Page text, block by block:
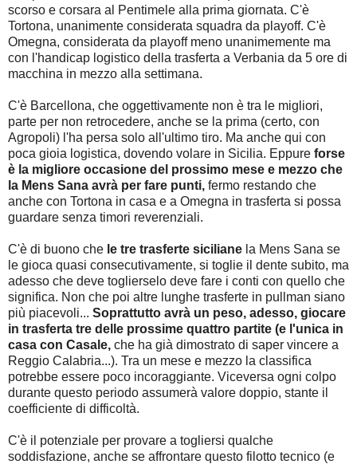
scorso e corsara al Pentimele alla prima giornata. C'è
Tortona, unanimente considerata squadra da playoff. C'è
Omegna, considerata da playoff meno unanimemente ma
con l'handicap logistico della trasferta a Verbania da 5 ore di
macchina in mezzo alla settimana.
C'è Barcellona, che oggettivamente non è tra le migliori,
parte per non retrocedere, anche se la prima (certo, con
Agropoli) l'ha persa solo all'ultimo tiro. Ma anche qui con
poca gioia logistica, dovendo volare in Sicilia. Eppure forse
è la migliore occasione del prossimo mese e mezzo che
la Mens Sana avrà per fare punti, fermo restando che
anche con Tortona in casa e a Omegna in trasferta si possa
guardare senza timori reverenziali.
C'è di buono che le tre trasferte siciliane la Mens Sana se
le gioca quasi consecutivamente, si toglie il dente subito, ma
adesso che deve toglierselo deve fare i conti con quello che
significa. Non che poi altre lunghe trasferte in pullman siano
più piacevoli... Soprattutto avrà un peso, adesso, giocare
in trasferta tre delle prossime quattro partite (e l'unica in
casa con Casale, che ha già dimostrato di saper vincere a
Reggio Calabria...). Tra un mese e mezzo la classifica
potrebbe essere poco incoraggiante. Viceversa ogni colpo
durante questo periodo assumerà valore doppio, stante il
coefficiente di difficoltà.
C'è il potenziale per provare a togliersi qualche
soddisfazione, anche se affrontare questo filotto tecnico (e